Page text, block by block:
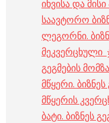
იხვისა და
საავტორო
ლეგორნი.
მეკვერცხული
გეგმების
მწყერი.
მწყერის
ბატი. ბიზნეს